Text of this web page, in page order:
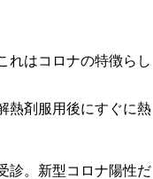
れはコロナの特徴らし
熱剤服用後にすぐに熱
診。新型コロナ陽性だ